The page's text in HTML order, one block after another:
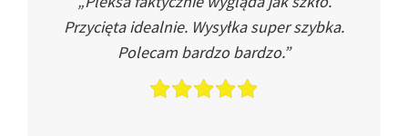
Przycięta idealnie. Wysyłka super szybka.
Polecam bardzo bardzo.”